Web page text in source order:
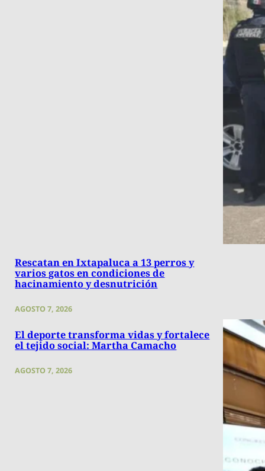
Rescatan en Ixtapaluca a 13 perros y
varios gatos en condiciones de
hacinamiento y desnutrición
AGOSTO 7, 2026
El deporte transforma vidas y fortalece
el tejido social: Martha Camacho
AGOSTO 7, 2026